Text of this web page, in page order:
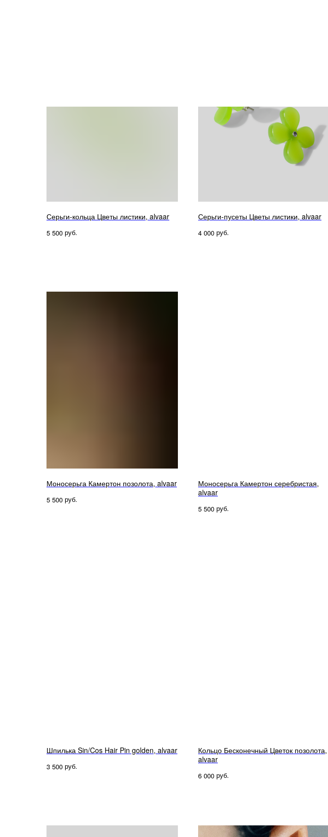
Серьги-кольца Цветы листики, alvaar
5 500 руб.
Серьги-пусеты Цветы листики, alvaar
4 000 руб.
Моносерьга Камертон позолота, alvaar
5 500 руб.
Моносерьга Камертон серебристая,
alvaar
5 500 руб.
Шпилька Sin/Cos Hair Pin golden, alvaar
3 500 руб.
Кольцо Бесконечный Цветок позолота,
alvaar
6 000 руб.